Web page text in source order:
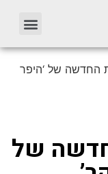
החדשה של ‘היפר
של